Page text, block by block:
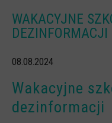
WAKACYJNE
DEZINFORMACJI
08.08.2024
Wakacyjne
dezinformacji
BEZPIECZNE WAKACJE
INFOGRAFIKI
SŁOWA Z SIECI